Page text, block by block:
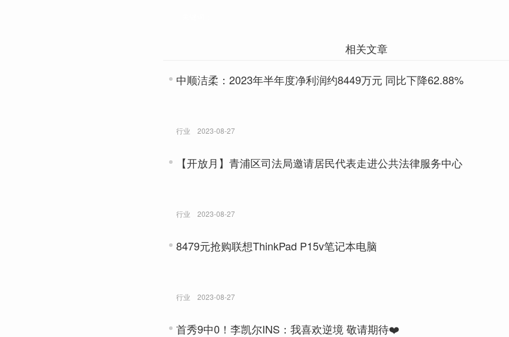
相关文章
中顺洁柔：2023年半年度净利润约8449万元 同比下降62.88%
行业 2023-08-27
【开放月】青浦区司法局邀请居民代表走进公共法律服务中心
行业 2023-08-27
8479元抢购联想ThinkPad P15v笔记本电脑
行业 2023-08-27
首秀9中0！李凯尔INS：我喜欢逆境 敬请期待❤️